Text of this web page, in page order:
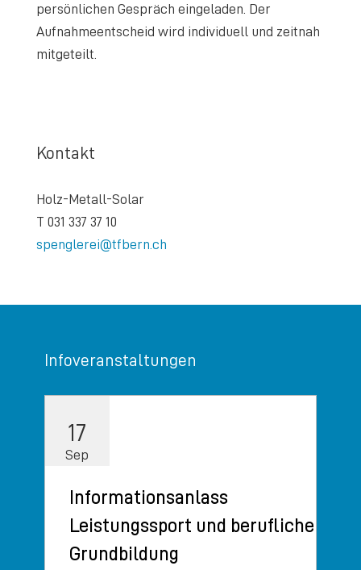
persönlichen Gespräch eingeladen. Der
Aufnahmeentscheid wird individuell und zeitnah
mitgeteilt.
Kontakt
Holz-Metall-Solar
T 031 337 37 10
spenglerei@tfbern.ch
Infoveranstaltungen
17
Sep
Informationsanlass
Leistungssport und berufliche
Grundbildung